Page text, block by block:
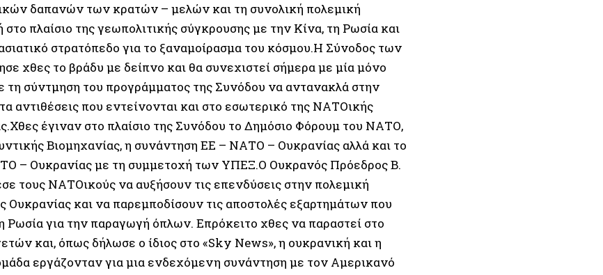
δαπανών των κρατών – μελών και τη συνολική πολεμική
πλαίσιο της γεωπολιτικής σύγκρουσης με την Κίνα, τη Ρωσία και
στρατόπεδο για το ξαναμοίρασμα του κόσμου.Η Σύνοδος των
χθες το βράδυ με δείπνο και θα συνεχιστεί σήμερα με μία μόνο
τη σύντμηση του προγράμματος της Συνόδου να αντανακλά στην
αντιθέσεις που εντείνονται και στο εσωτερικό της ΝΑΤΟικής
έγιναν στο πλαίσιο της Συνόδου το Δημόσιο Φόρουμ του ΝΑΤΟ,
Βιομηχανίας, η συνάντηση ΕΕ – ΝΑΤΟ – Ουκρανίας αλλά και το
– Ουκρανίας με τη συμμετοχή των ΥΠΕΞ.Ο Ουκρανός Πρόεδρος Β.
τους ΝΑΤΟικούς να αυξήσουν τις επενδύσεις στην πολεμική
Ουκρανίας και να παρεμποδίσουν τις αποστολές εξαρτημάτων που
Ρωσία για την παραγωγή όπλων. Επρόκειτο χθες να παραστεί στο
και, όπως δήλωσε ο ίδιος στο «Sky News», η ουκρανική και η
εργάζονταν για μια ενδεχόμενη συνάντηση με τον Αμερικανό